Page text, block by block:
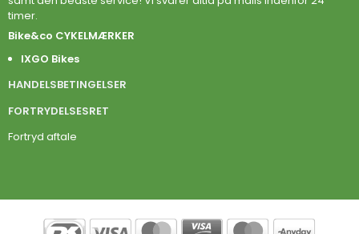
timer.
Bike&co CYKELMÆRKER
IXGO Bikes
HANDELSBETINGELSER
FORTRYDELSESRET
Fortryd aftale